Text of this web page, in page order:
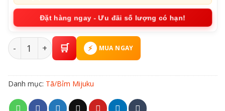
Đặt hàng ngay - Ưu đãi số lượng có hạn!
Tã/Bỉm Quần Mijuku Size L Số Lượng 100 Miếng Cho
MUA NGAY
Danh mục: Tã/Bỉm Mijuku